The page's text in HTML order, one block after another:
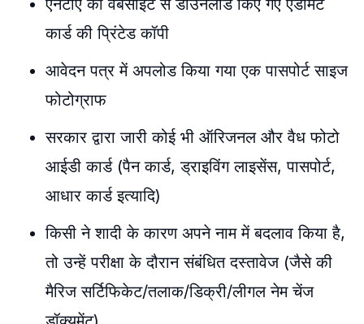
एनटीए की वेबसाइट से डाउनलोड किए गए एडमिट
कार्ड की प्रिंटेड कॉपी
आवेदन पत्र में अपलोड किया गया एक पासपोर्ट साइज
फोटोग्राफ
सरकार द्वारा जारी कोई भी ऑरिजनल और वैध फोटो
आईडी कार्ड (पैन कार्ड, ड्राइविंग लाइसेंस, पासपोर्ट,
आधार कार्ड इत्यादि)
किसी ने शादी के कारण अपने नाम में बदलाव किया है,
तो उन्हें परीक्षा के दौरान संबंधित दस्तावेज (जैसे की
मैरिज सर्टिफिकेट/तलाक/डिक्री/लीगल नेम चेंज